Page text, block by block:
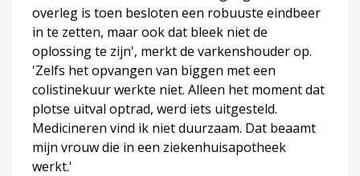
overleg is toen besloten een robuuste eindbeer
in te zetten, maar ook dat bleek niet de
oplossing te zijn', merkt de varkenshouder op.
'Zelfs het opvangen van biggen met een
colistinekuur werkte niet. Alleen het moment dat
plotse uitval optrad, werd iets uitgesteld.
Medicineren vind ik niet duurzaam. Dat beaamt
mijn vrouw die in een ziekenhuisapotheek
werkt.'